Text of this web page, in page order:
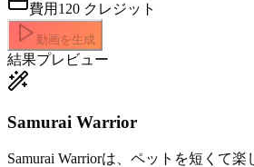
費用 120 クレジット
動画を生成
結果プレビュー
Samurai Warrior
Samurai Warriorは、ペットを短くて